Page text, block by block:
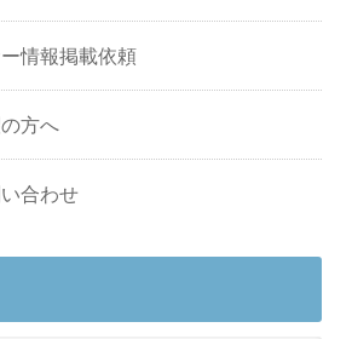
情報掲載依頼
方へ
合わせ